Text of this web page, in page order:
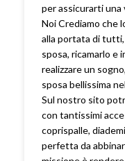
per assicurarti
Noi Crediamo che
alla portata di
sposa, ricamarlo e
realizzare un
sposa bellissima
Sul nostro sito
con tantissimi
coprispalle,
perfetta da